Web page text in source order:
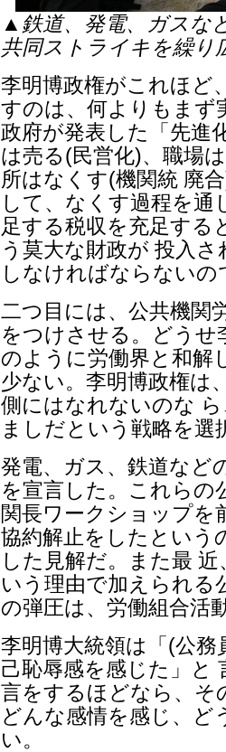
▲鉄道、発電、ガスな
共同ストライキを繰り
李明博政権がこれほど
すのは、何よりもまず
政府が発表した「先進
は売る(民営化)、職場
所はなくす(機関統 廃
して、なくす過程を通
足する税収を充足する
う莫大な財政が 投入
しなければならない
二つ目には、公共機関
をつけさせる。どうせ
のように労働界と和解
少ない。李明博政権は
側にはなれないのな
ましだという戦略を選
発電、ガス、鉄道など
を宣言した。これらの
関長ワークショップを
協約解止をしたという
した見解だ。また最
いう理由で加えられる
の弾圧は、労働組合活
李明博大統領は「(公
己恥辱感を感じた」と
言をするほどなら、そ
どんな感情を感じ、
い。